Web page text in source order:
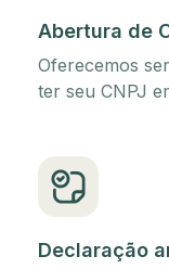
Abertura de
Oferecemos
ter seu CNPJ
Declaração